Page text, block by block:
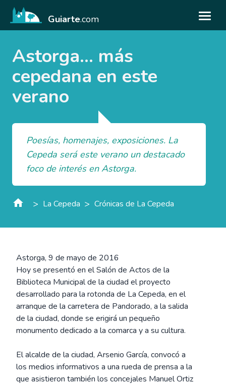
Guiarte.com
Astorga... más
cepedana en este
verano
Poesías, homenajes, exposiciones. La
Cepeda será este verano un destacado
foco de interés en Astorga.
> La Cepeda > Crónicas de La Cepeda
Astorga, 9 de mayo de 2016
Hoy se presentó en el Salón de Actos de la
Biblioteca Municipal de la ciudad el proyecto
desarrollado para la rotonda de La Cepeda, en el
arranque de la carretera de Pandorado, a la salida
de la ciudad, donde se erigirá un pequeño
monumento dedicado a la comarca y a su cultura.
El alcalde de la ciudad, Arsenio García, convocó a
los medios informativos a una rueda de prensa a la
que asistieron también los concejales Manuel Ortiz